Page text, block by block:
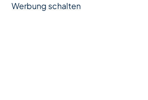
Werbung schalten